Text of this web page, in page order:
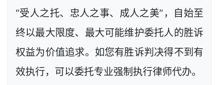
“受人之托、忠人之事、成人之美”，自始至
终以最大限度、最大可能维护委托人的胜诉
权益为价值追求。如您有胜诉判决得不到有
效执行，可以委托专业强制执行律师代办。